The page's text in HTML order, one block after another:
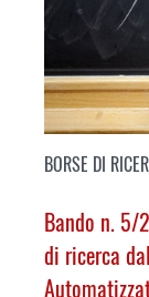
BORSE DI
Bando n. 5/
di ricerca